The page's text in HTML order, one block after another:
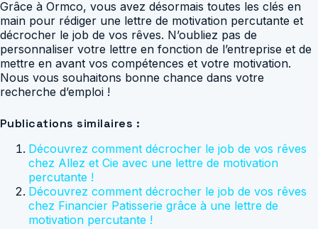
Grâce à Ormco, vous avez désormais toutes les clés en
main pour rédiger une lettre de motivation percutante et
décrocher le job de vos rêves. N’oubliez pas de
personnaliser votre lettre en fonction de l’entreprise et de
mettre en avant vos compétences et votre motivation.
Nous vous souhaitons bonne chance dans votre
recherche d’emploi !
Publications similaires :
Découvrez comment décrocher le job de vos rêves
chez Allez et Cie avec une lettre de motivation
percutante !
Découvrez comment décrocher le job de vos rêves
chez Financier Patisserie grâce à une lettre de
motivation percutante !